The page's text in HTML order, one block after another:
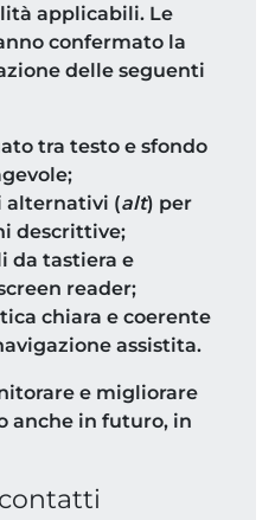
applicabili. Le
confermato la
delle seguenti
tra testo e sfondo
alternativi (alt) per
descrittive;
da tastiera e
reader;
chiara e coerente
assistita.
e migliorare
anche in futuro, in